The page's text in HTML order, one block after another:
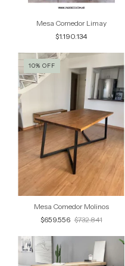
Mesa Comedor Limay
$1.190.134
10% OFF
Mesa Comedor Molinos
$659.556 $732.841